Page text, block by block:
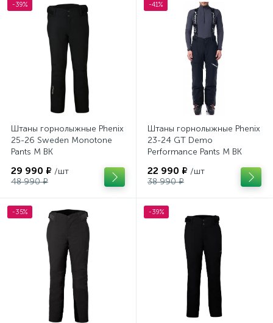
-39%
Штаны горнолыжные Phenix
25-26 Sweden Monotone
Pants M BK
29 990 ₽ /шт
48 990 ₽
-41%
Штаны горнолыжные Phenix
23-24 GT Demo
Performance Pants M BK
22 990 ₽ /шт
38 990 ₽
-35% -39%